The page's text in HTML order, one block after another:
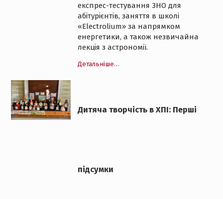
експрес-тестування ЗНО для
абітурієнтів, заняття в школі
«Electrolium» за напрямком
енергетики, а також незвичайна
лекція з астрономії.
Детальніше…
Дитяча творчість в ХПІ: Перші
підсумки